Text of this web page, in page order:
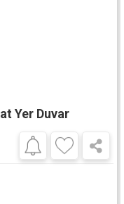
Yer Duvar